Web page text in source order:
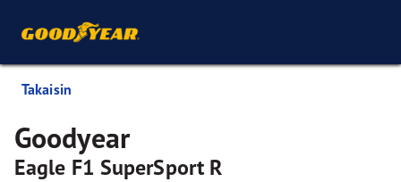
Takaisin
Goodyear
Eagle F1 SuperSport R